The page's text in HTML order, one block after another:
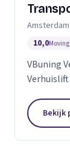
10,0
VBuning
Bekijk